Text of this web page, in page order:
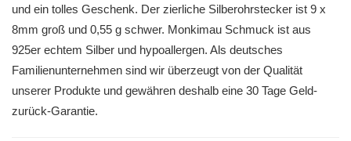
und ein tolles Geschenk. Der zierliche Silberohrstecker ist 9 x
8mm groß und 0,55 g schwer. Monkimau Schmuck ist aus
925er echtem Silber und hypoallergen. Als deutsches
Familienunternehmen sind wir überzeugt von der Qualität
unserer Produkte und gewähren deshalb eine 30 Tage Geld-
zurück-Garantie.